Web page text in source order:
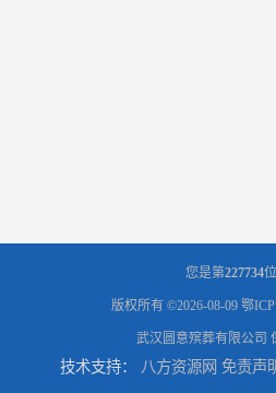
您是第227734
版权所有 ©2026-08-09 鄂
武汉圆意殡葬有限公司
技术支持： 八方资源网 免责声